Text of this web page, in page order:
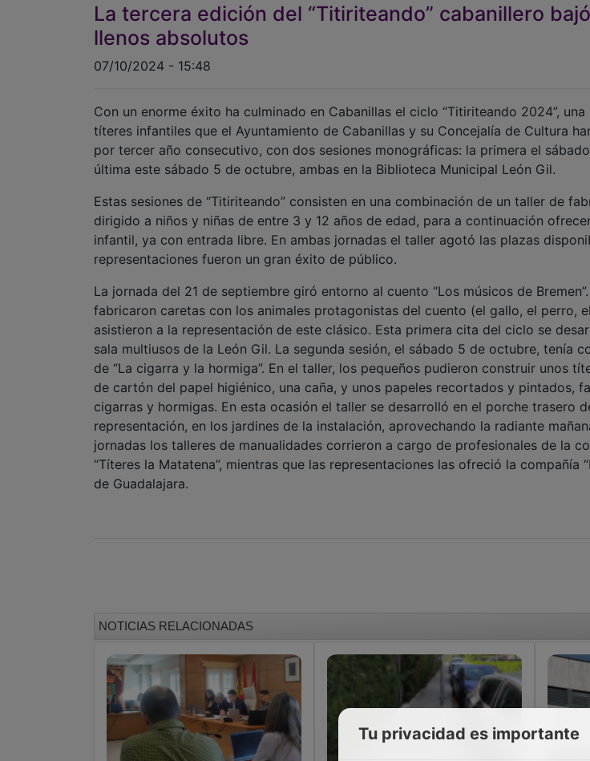
La tercera edición del “Titiriteando” cabanillero
llenos absolutos
07/10/2024 - 15:48
Con un enorme éxito ha culminado en Cabanillas el ciclo “Titiriteando 2024”,
títeres infantiles que el Ayuntamiento de Cabanillas y su Concejalía de Cultura
por tercer año consecutivo, con dos sesiones monográficas: la primera el
última este sábado 5 de octubre, ambas en la Biblioteca Municipal León Gil.
Estas sesiones de “Titiriteando” consisten en una combinación de un taller de
dirigido a niños y niñas de entre 3 y 12 años de edad, para a continuación
infantil, ya con entrada libre. En ambas jornadas el taller agotó las plazas
representaciones fueron un gran éxito de público.
La jornada del 21 de septiembre giró entorno al cuento “Los músicos de
fabricaron caretas con los animales protagonistas del cuento (el gallo, el perro,
asistieron a la representación de este clásico. Esta primera cita del ciclo se
sala multiusos de la León Gil. La segunda sesión, el sábado 5 de octubre, tenía
de “La cigarra y la hormiga”. En el taller, los pequeños pudieron construir unos
de cartón del papel higiénico, una caña, y unos papeles recortados y pintados,
cigarras y hormigas. En esta ocasión el taller se desarrolló en el porche trasero
representación, en los jardines de la instalación, aprovechando la radiante
jornadas los talleres de manualidades corrieron a cargo de profesionales de la
“Títeres la Matatena”, mientras que las representaciones las ofreció la compañía
de Guadalajara.
NOTICIAS RELACIONADAS
Tu privacidad es importante